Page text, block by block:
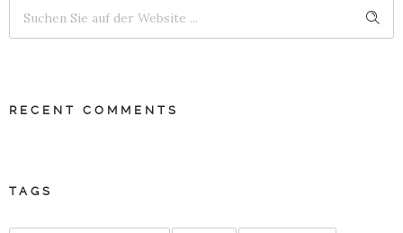
RECENT COMMENTS
TAGS